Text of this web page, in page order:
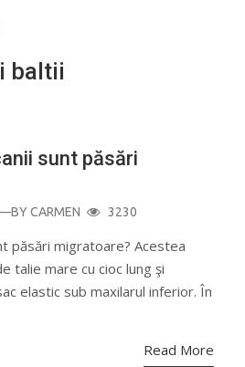
baltii
sunt păsări
CARMEN 3230
păsări migratoare? Acestea
talie mare cu cioc lung şi
elastic sub maxilarul inferior. În
Read More